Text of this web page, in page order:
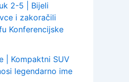
2-5 | Bijeli
i zakoračili
Konferencijske
| Kompaktni SUV
legendarno ime